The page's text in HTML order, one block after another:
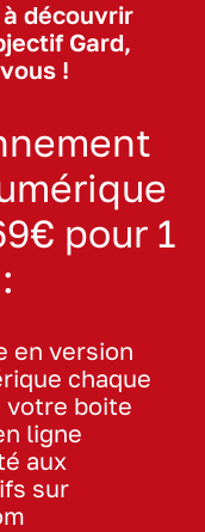
découvrir
Gard,
!
pour 1
en version
chaque
votre boite
ligne
aux
sur